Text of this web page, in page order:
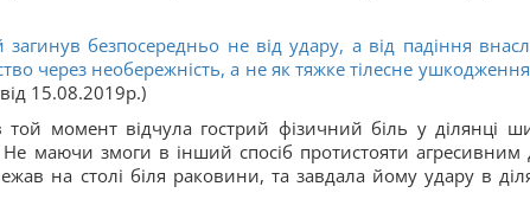
безпосередньо не від удару, а від падіння
через необережність, а не як тяжке тілесне
від 15.08.2019р.)
момент відчула гострий фізичний біль у ділянці
Не маючи змоги в інший спосіб протистояти агресивним
на столі біля раковини, та завдала йому удару в